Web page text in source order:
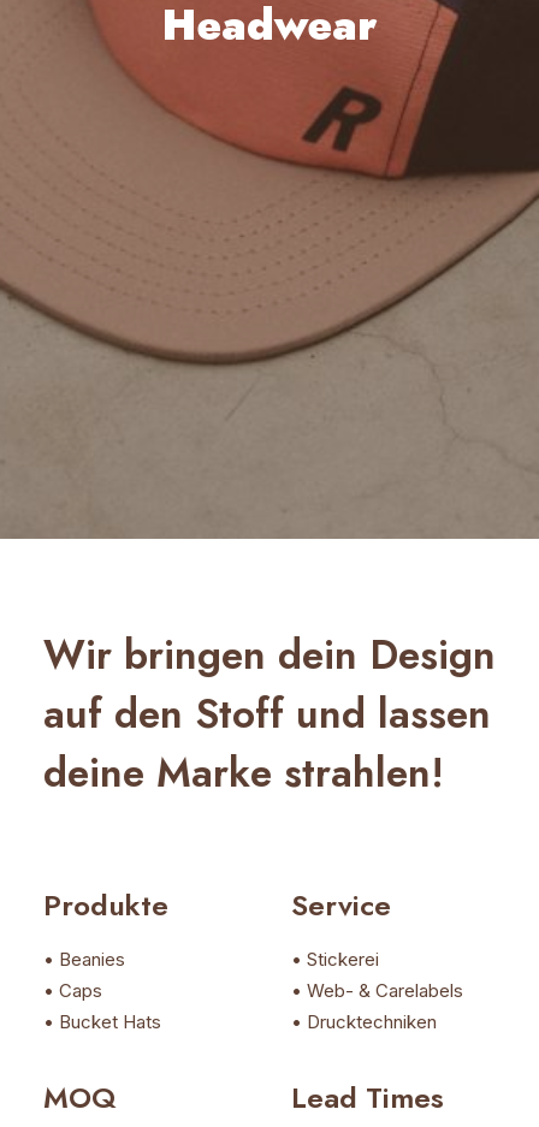
Headwear
Wir bringen dein Design
auf den Stoff und lassen
deine Marke strahlen!
Produkte
• Beanies
• Caps
• Bucket Hats
Service
• Stickerei
• Web- & Carelabels
• Drucktechniken
MOQ Lead Times